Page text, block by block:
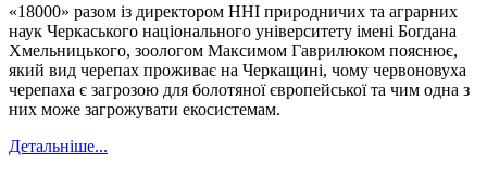
«18000» разом із директором ННІ природничих та аграрних
наук Черкаського національного університету імені Богдана
Хмельницького, зоологом Максимом Гаврилюком пояснює,
який вид черепах проживає на Черкащині, чому червоновуха
черепаха є загрозою для болотяної європейської та чим одна з
них може загрожувати екосистемам.
Детальніше...